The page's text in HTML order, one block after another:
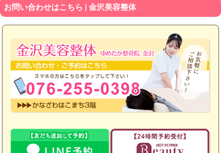
お問い合わせはこちら | 金沢美容整体